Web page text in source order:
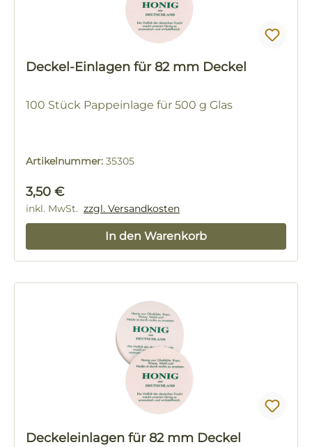
Deckel-Einlagen für 82 mm Deckel
100 Stück Pappeinlage für 500 g Glas
Artikelnummer: 35305
Regulärer Preis:
3,50 €
inkl. MwSt. zzgl. Versandkosten
In den Warenkorb
Deckeleinlagen für 82 mm Deckel